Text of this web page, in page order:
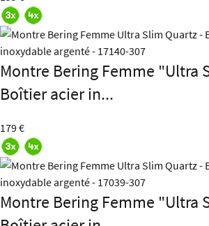
Montre Bering Femme "Ultra
Boîtier acier in...
179 €
Montre Bering Femme "Ultra